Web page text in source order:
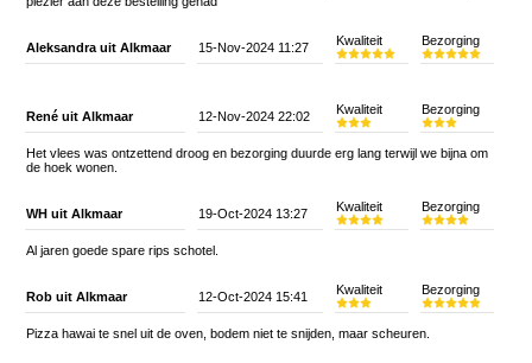
Aleksandra uit Alkmaar 15-Nov-2024 11:27 Kwaliteit Bezorging
René uit Alkmaar 12-Nov-2024 22:02 Kwaliteit Bezorging
Het vlees was ontzettend droog en bezorging duurde erg lang terwijl we bijna om
de hoek wonen.
WH uit Alkmaar 19-Oct-2024 13:27 Kwaliteit Bezorging
Al jaren goede spare rips schotel.
Rob uit Alkmaar 12-Oct-2024 15:41 Kwaliteit Bezorging
Pizza hawai te snel uit de oven, bodem niet te snijden, maar scheuren.